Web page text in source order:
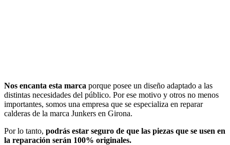
Nos encanta esta marca porque posee un diseño adaptado a las
distintas necesidades del público. Por ese motivo y otros no menos
importantes, somos una empresa que se especializa en reparar
calderas de la marca Junkers en Girona.
Por lo tanto, podrás estar seguro de que las piezas que se usen en
la reparación serán 100% originales.